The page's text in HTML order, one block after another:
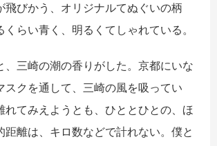
飛びかう、オリジナルてぬぐいの柄
くらい青く、明るくてしゃれている。
三崎の潮の香りがした。京都にいな
スクを通して、三崎の風を吸ってい
れてみえようとも、ひととひとの、ほ
距離は、キロ数などで計れない。僕と